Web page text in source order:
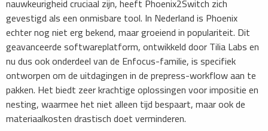
nauwkeurigheid cruciaal zijn, heeft Phoenix2Switch zich
gevestigd als een onmisbare tool. In Nederland is Phoenix
echter nog niet erg bekend, maar groeiend in populariteit. Dit
geavanceerde softwareplatform, ontwikkeld door Tilia Labs en
nu dus ook onderdeel van de Enfocus-familie, is specifiek
ontworpen om de uitdagingen in de prepress-workflow aan te
pakken. Het biedt zeer krachtige oplossingen voor impositie en
nesting, waarmee het niet alleen tijd bespaart, maar ook de
materiaalkosten drastisch doet verminderen.